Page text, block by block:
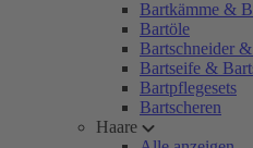
Bartkämme &
Bartöle
Bartschneider
Bartseife &
Bartpflegesets
Bartscheren
Haare